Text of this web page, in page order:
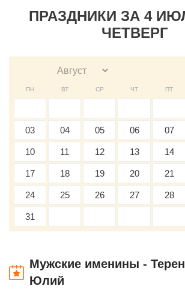
ПРАЗДНИКИ ЗА 4
ЧЕТВЕРГ
ПН ВТ СР ЧТ ПТ
03 04 05 06 07
10 11 12 13 14
17 18 19 20 21
24 25 26 27 28
31
Мужские именины -
Юлий